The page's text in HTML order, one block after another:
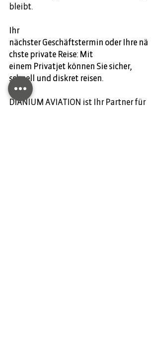
bleibt.
Ihr
nächster Geschäftstermin oder Ihre nä
chste private Reise: Mit
einem Privatjet können Sie sicher,
schnell und diskret reisen.
DIANIUM AVIATION ist Ihr Partner für